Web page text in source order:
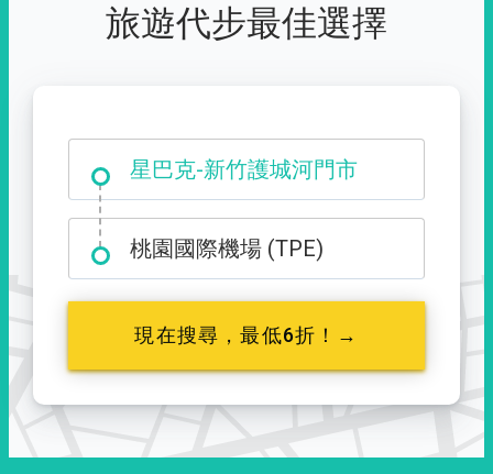
旅遊代步最佳選擇
大霸尖山登山口
桃園國際機場 (TPE)
現在搜尋，最低6折！→